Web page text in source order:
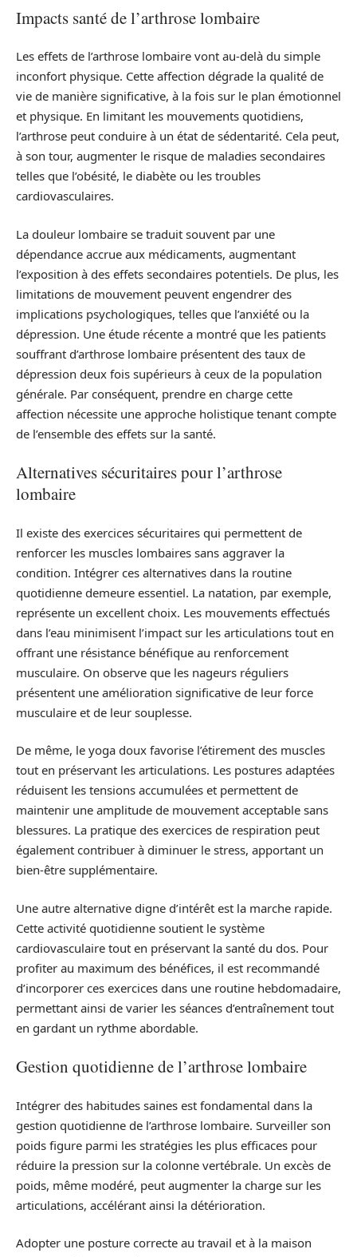
Impacts santé de l’arthrose lombaire
Les effets de l’arthrose lombaire vont au-delà du simple
inconfort physique. Cette affection dégrade la qualité de
vie de manière significative, à la fois sur le plan émotionnel
et physique. En limitant les mouvements quotidiens,
l’arthrose peut conduire à un état de sédentarité. Cela peut,
à son tour, augmenter le risque de maladies secondaires
telles que l’obésité, le diabète ou les troubles
cardiovasculaires.
La douleur lombaire se traduit souvent par une
dépendance accrue aux médicaments, augmentant
l’exposition à des effets secondaires potentiels. De plus, les
limitations de mouvement peuvent engendrer des
implications psychologiques, telles que l’anxiété ou la
dépression. Une étude récente a montré que les patients
souffrant d’arthrose lombaire présentent des taux de
dépression deux fois supérieurs à ceux de la population
générale. Par conséquent, prendre en charge cette
affection nécessite une approche holistique tenant compte
de l’ensemble des effets sur la santé.
Alternatives sécuritaires pour l’arthrose
lombaire
Il existe des exercices sécuritaires qui permettent de
renforcer les muscles lombaires sans aggraver la
condition. Intégrer ces alternatives dans la routine
quotidienne demeure essentiel. La natation, par exemple,
représente un excellent choix. Les mouvements effectués
dans l’eau minimisent l’impact sur les articulations tout en
offrant une résistance bénéfique au renforcement
musculaire. On observe que les nageurs réguliers
présentent une amélioration significative de leur force
musculaire et de leur souplesse.
De même, le yoga doux favorise l’étirement des muscles
tout en préservant les articulations. Les postures adaptées
réduisent les tensions accumulées et permettent de
maintenir une amplitude de mouvement acceptable sans
blessures. La pratique des exercices de respiration peut
également contribuer à diminuer le stress, apportant un
bien-être supplémentaire.
Une autre alternative digne d’intérêt est la marche rapide.
Cette activité quotidienne soutient le système
cardiovasculaire tout en préservant la santé du dos. Pour
profiter au maximum des bénéfices, il est recommandé
d’incorporer ces exercices dans une routine hebdomadaire,
permettant ainsi de varier les séances d’entraînement tout
en gardant un rythme abordable.
Gestion quotidienne de l’arthrose lombaire
Intégrer des habitudes saines est fondamental dans la
gestion quotidienne de l’arthrose lombaire. Surveiller son
poids figure parmi les stratégies les plus efficaces pour
réduire la pression sur la colonne vertébrale. Un excès de
poids, même modéré, peut augmenter la charge sur les
articulations, accélérant ainsi la détérioration.
Adopter une posture correcte au travail et à la maison